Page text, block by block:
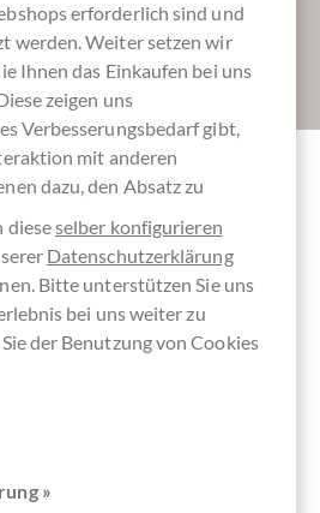
Absenden
Happy Easter -
zu Ostern
Bewertung und helfen Sie dadurch
Dank für Ihre Unterstützung.
erforderlich sind und
werden. Weiter setzen wir
Ihnen das Einkaufen bei uns
zeigen uns
Verbesserungsbedarf gibt,
mit anderen
dazu, den Absatz zu
dieseselber konfigurieren
Datenschutzerklärung
Bitte unterstützen Sie uns
bei uns weiter zu
der Benutzung von Cookies
»